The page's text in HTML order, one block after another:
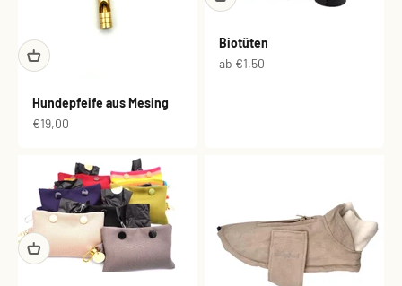
Hundepfeife aus Mesing
Angebot
€19,00
Biotüten
Angebot
ab €1,50